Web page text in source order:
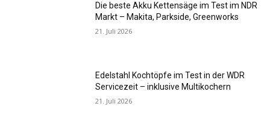
Die beste Akku Kettensäge im Test im NDR
Markt – Makita, Parkside, Greenworks
21. Juli 2026
Edelstahl Kochtöpfe im Test in der WDR
Servicezeit – inklusive Multikochern
21. Juli 2026